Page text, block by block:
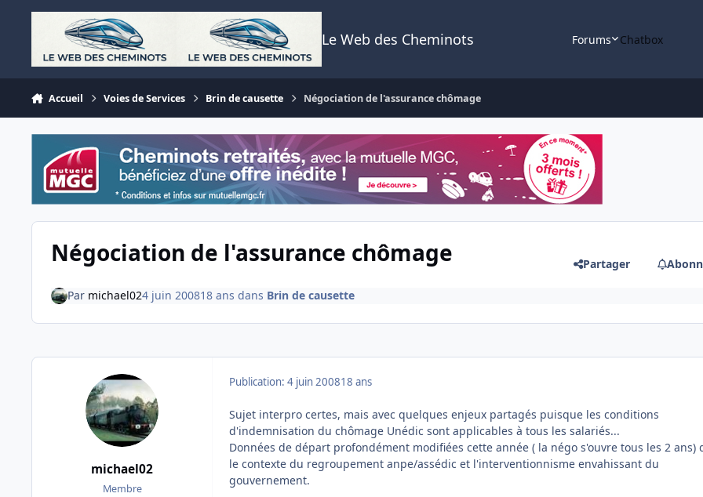
Aller au contenu
Le Web des Cheminots Forums Chatbox
Accueil Voies de Services Brin de causette Négociation de l'assurance chômage
Négociation de l'assurance chômage Partager
Par michael024 juin 200818 ans dans Brin de causette
michael02
Membre
Publication: 4 juin 200818 ans
Sujet interpro certes, mais avec quelques enjeux partagés puisque les conditions
d'indemnisation du chômage Unédic sont applicables à tous les salariés...
Données de départ profondément modifiées cette année ( la négo s'ouvre tous les 2 ans)
le contexte du regroupement anpe/assédic et l'interventionnisme envahissant du
gouvernement.